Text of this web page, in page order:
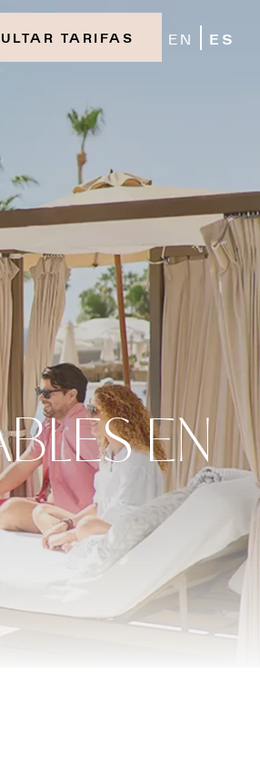
TARIFAS EN ES
EN